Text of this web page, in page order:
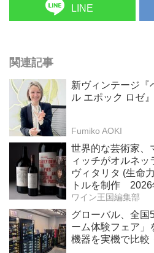
LINE
関連記事
新ヴィンテージ『
ル エポック ロゼ
Fumiko AOKI
世界的な芸術家、
ィッチがオルネッ
ヴィタリタ (生命
トルを制作 2026
で、ボナムス主催
ョンで販売 収益
R・グッゲンハイ
品修復を支援
ワイン王国編集部
グローバル、全国
ーム体験フェア
機器を実機で比較